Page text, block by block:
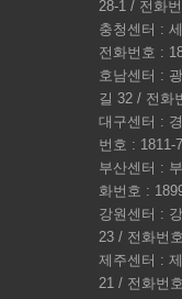
28-1 / 전화
충청센터 :
전화번호 :
호남센터 :
길 32 / 전화
대구센터 :
번호 : 1811-
부산센터 :
화번호 :
강원센터 :
23 / 전화번
제주센터 :
21 / 전화번